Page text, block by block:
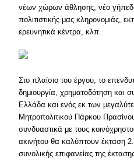
νέων χώρων άθλησης, νέο
πολιτιστικής μας κληρονομιάς,
ερευνητικά κέντρα, κλπ.
Στο πλαίσιο του έργου, το
δημιουργία, χρηματοδότηση και
Ελλάδα και ενός εκ των
Μητροπολιτικού Πάρκου
συνδυαστικά με τους
ακινήτου θα καλύπτουν έκταση
συνολικής επιφανείας της